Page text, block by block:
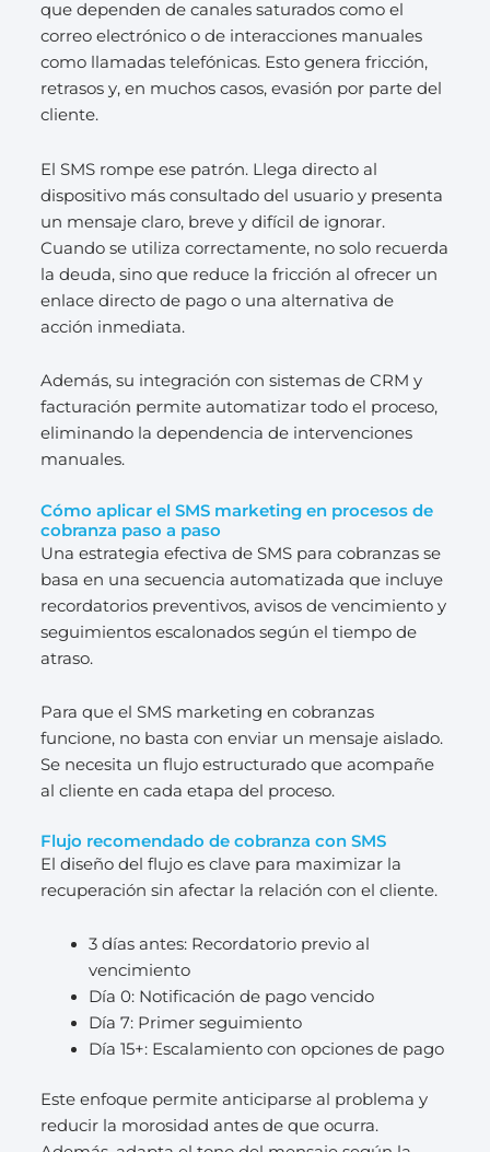
que dependen de canales saturados como el
correo electrónico o de interacciones manuales
como llamadas telefónicas. Esto genera fricción,
retrasos y, en muchos casos, evasión por parte del
cliente.
El SMS rompe ese patrón. Llega directo al
dispositivo más consultado del usuario y presenta
un mensaje claro, breve y difícil de ignorar.
Cuando se utiliza correctamente, no solo recuerda
la deuda, sino que reduce la fricción al ofrecer un
enlace directo de pago o una alternativa de
acción inmediata.
Además, su integración con sistemas de CRM y
facturación permite automatizar todo el proceso,
eliminando la dependencia de intervenciones
manuales.
Cómo aplicar el SMS marketing en procesos de
cobranza paso a paso
Una estrategia efectiva de SMS para cobranzas se
basa en una secuencia automatizada que incluye
recordatorios preventivos, avisos de vencimiento y
seguimientos escalonados según el tiempo de
atraso.
Para que el SMS marketing en cobranzas
funcione, no basta con enviar un mensaje aislado.
Se necesita un flujo estructurado que acompañe
al cliente en cada etapa del proceso.
Flujo recomendado de cobranza con SMS
El diseño del flujo es clave para maximizar la
recuperación sin afectar la relación con el cliente.
3 días antes: Recordatorio previo al
vencimiento
Día 0: Notificación de pago vencido
Día 7: Primer seguimiento
Día 15+: Escalamiento con opciones de pago
Este enfoque permite anticiparse al problema y
reducir la morosidad antes de que ocurra.